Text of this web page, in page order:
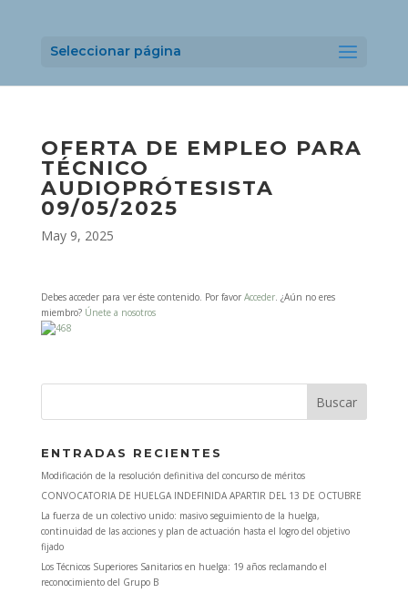
Seleccionar página
OFERTA DE EMPLEO PARA
TÉCNICO
AUDIOPRÓTESISTA
09/05/2025
May 9, 2025
Debes acceder para ver éste contenido. Por favor Acceder. ¿Aún no eres
miembro? Únete a nosotros
ENTRADAS RECIENTES
Modificación de la resolución definitiva del concurso de méritos
CONVOCATORIA DE HUELGA INDEFINIDA APARTIR DEL 13 DE OCTUBRE
La fuerza de un colectivo unido: masivo seguimiento de la huelga,
continuidad de las acciones y plan de actuación hasta el logro del objetivo
fijado
Los Técnicos Superiores Sanitarios en huelga: 19 años reclamando el
reconocimiento del Grupo B